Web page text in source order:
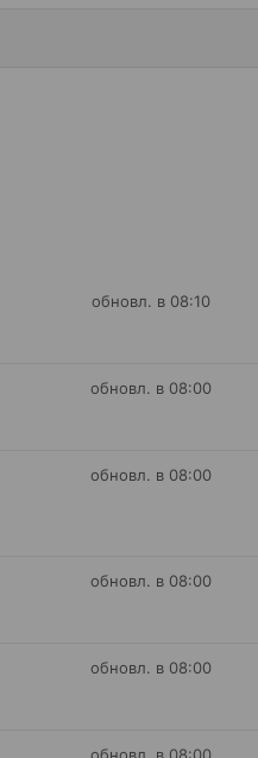
обновл. в 08:10
обновл. в 08:00
обновл. в 08:00
обновл. в 08:00
обновл. в 08:00